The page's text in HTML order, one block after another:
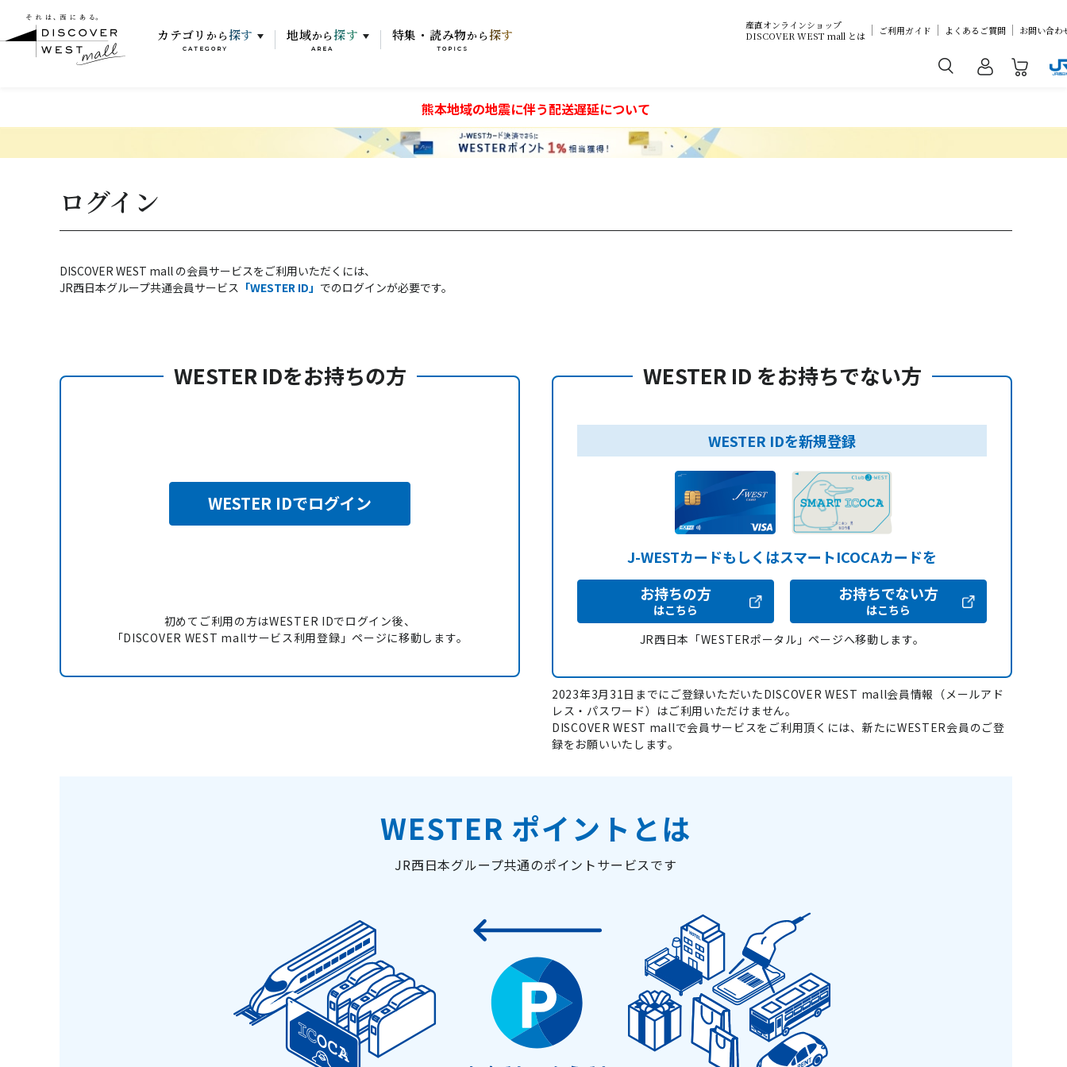
カテゴリ から 探す
CATEGORY
地域から 探す
AREA
特集・読み物から 探す
TOPICS
産直オンラインショップ
DISCOVER WEST mall とは
ご利用ガイド よくあるご質問 お問い合わ
熊本地域の地震に伴う配送遅延について
ログイン
DISCOVER WEST mall の会員サービスをご利用いただくには、
JR西日本グループ共通会員サービス 「WESTER ID」 でのログインが必要です。
WESTER IDをお持ちの方
WESTER IDでログイン
初めてご利用の方はWESTER IDでログイン後、
「DISCOVER WEST mallサービス利用登録」ページに移動します。
WESTER ID をお持ちでない方
WESTER IDを新規登録
J-WESTカードもしくはスマートICOCAカードを
お持ちの方
はこちら
お持ちでない方
はこちら
JR西日本「WESTERポータル」ページへ移動します。
2023年3月31日までにご登録いただいたDISCOVER WEST mall会員情報（メールアド
レス・パスワード）はご利用いただけません。
DISCOVER WEST mallで会員サービスをご利用頂くには、新たにWESTER会員のご登
録をお願いいたします。
WESTER ポイントとは
JR西日本グループ共通のポイントサービスです